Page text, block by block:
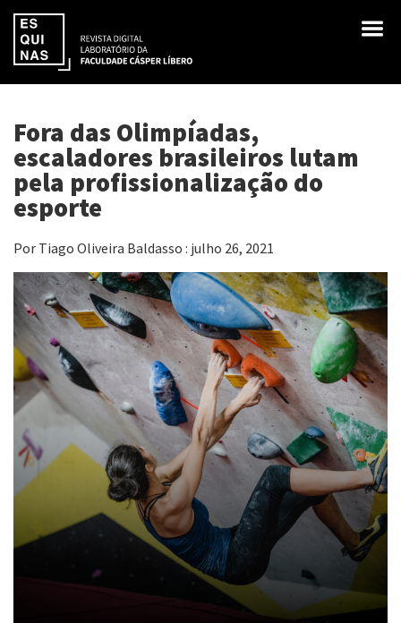
Fora das Olimpíadas,
escaladores brasileiros lutam
pela profissionalização do
esporte
Por Tiago Oliveira Baldasso : julho 26, 2021